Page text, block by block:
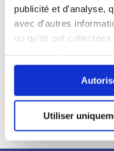
publicité et d'analyse,
avec d'autres
ou qu'ils ont
continuez à utiliser
Utiliser
de